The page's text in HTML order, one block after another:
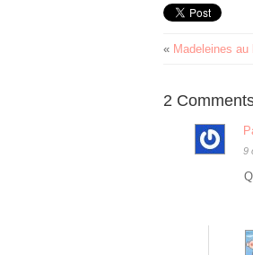
« Madeleines
2
9